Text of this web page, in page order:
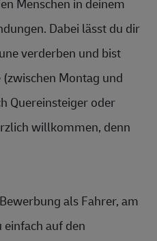
Dabei lässt du dir
verderben und bist
Montag und
Quereinsteiger oder
willkommen, denn
auf den